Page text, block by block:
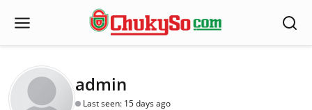
admin
Last seen: 15 days ago